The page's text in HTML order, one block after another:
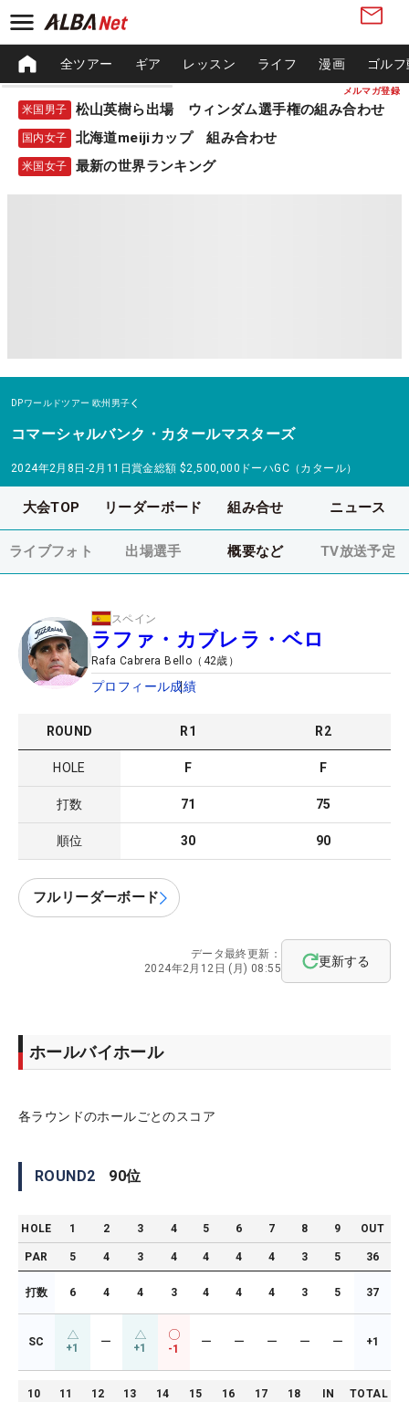
メルマガ登録
全ツアー ギア レッスン ライフ 漫画 ゴル
米国男子 松山英樹ら出場 ウィンダム選手権の組み合わせ
国内女子 北海道meijiカップ 組み合わせ
米国女子 最新の世界ランキング
DPワールドツアー 欧州男子
コマーシャルバンク・カタールマスターズ
2024年2月8日-2月11日賞金総額 $2,500,000 ドーハGC（カタール）
大会TOP リーダーボード 組み合せ ニュース
ライブフォト 出場選手 概要など TV放送予定
スペイン
ラファ・カブレラ・ベロ
Rafa Cabrera Bello （ 42歳）
プロフィール成績
ROUND R1 R2
HOLE F F
打数 71 75
順位 30 90
フルリーダーボード
データ最終更新：
2024年2月12日 (月) 08:55
更新する
ホールバイホール
各ラウンドのホールごとのスコア
ROUND2 90位
HOLE 1 2 3 4 5 6 7 8 9 OUT
PAR 5 4 3 4 4 4 4 3 5 36
打数 6 4 4 3 4 4 4 3 5 37
SC +1 ー +1 -1
ー ー ー ー ー +1
10 11 12 13 14 15 16 17 18 IN TOTAL